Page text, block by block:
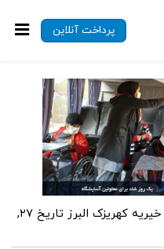
پرداخت آنلاین
کهریزک البرز
تاریخ ۲۷,